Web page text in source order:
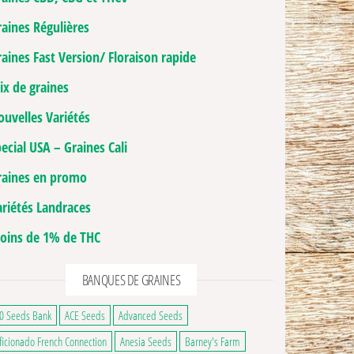
du produit
à 70,00€
Régulières
Fast Version/ Floraison rapide
de graines
Variétés
USA – Graines Cali
en promo
Landraces
de 1% de THC
BANQUES DE GRAINES
Seeds Bank ACE Seeds
Advanced Seeds
French Connection
Anesia Seeds
Barney's Farm